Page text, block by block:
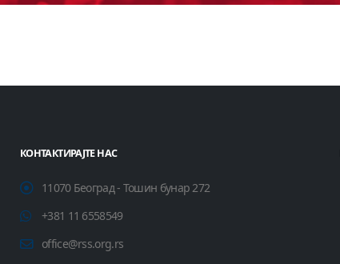
КОНТАКТИРАЈТЕ НАС
11070 Београд - Тошин бунар 272
+381 11 6558549
office@rss.org.rs